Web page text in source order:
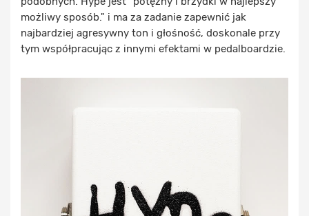
możliwy sposób." i ma za zadanie zapewnić jak
najbardziej agresywny ton i głośność, doskonale przy
tym współpracując z innymi efektami w pedalboardzie.